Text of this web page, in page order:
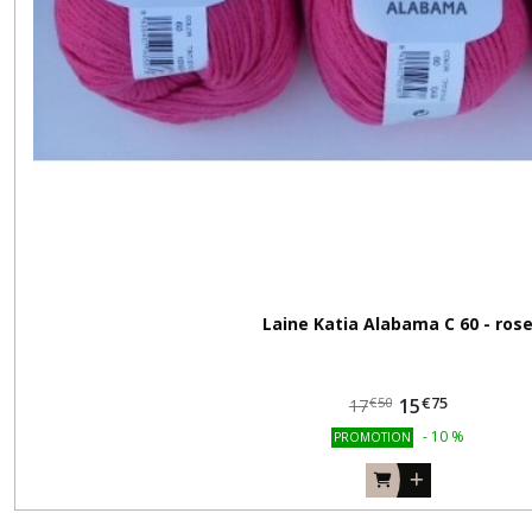
Laine Katia Alabama C 60 -
17€50 15€75
PROMOTION - 10 %